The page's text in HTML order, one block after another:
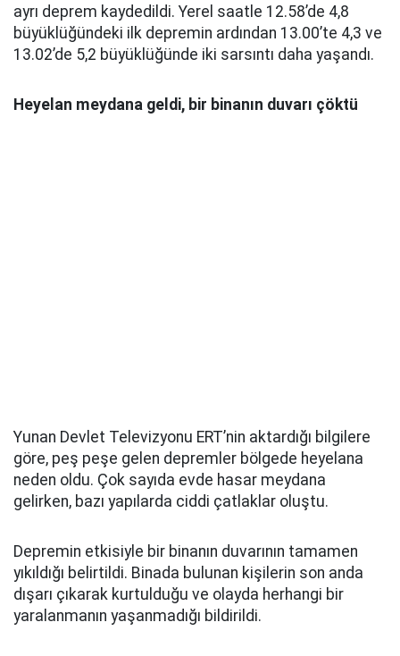
ayrı deprem kaydedildi. Yerel saatle 12.58’de 4,8
büyüklüğündeki ilk depremin ardından 13.00’te 4,3 ve
13.02’de 5,2 büyüklüğünde iki sarsıntı daha yaşandı.
Heyelan meydana geldi, bir binanın duvarı çöktü
Yunan Devlet Televizyonu ERT’nin aktardığı bilgilere
göre, peş peşe gelen depremler bölgede heyelana
neden oldu. Çok sayıda evde hasar meydana
gelirken, bazı yapılarda ciddi çatlaklar oluştu.
Depremin etkisiyle bir binanın duvarının tamamen
yıkıldığı belirtildi. Binada bulunan kişilerin son anda
dışarı çıkarak kurtulduğu ve olayda herhangi bir
yaralanmanın yaşanmadığı bildirildi.